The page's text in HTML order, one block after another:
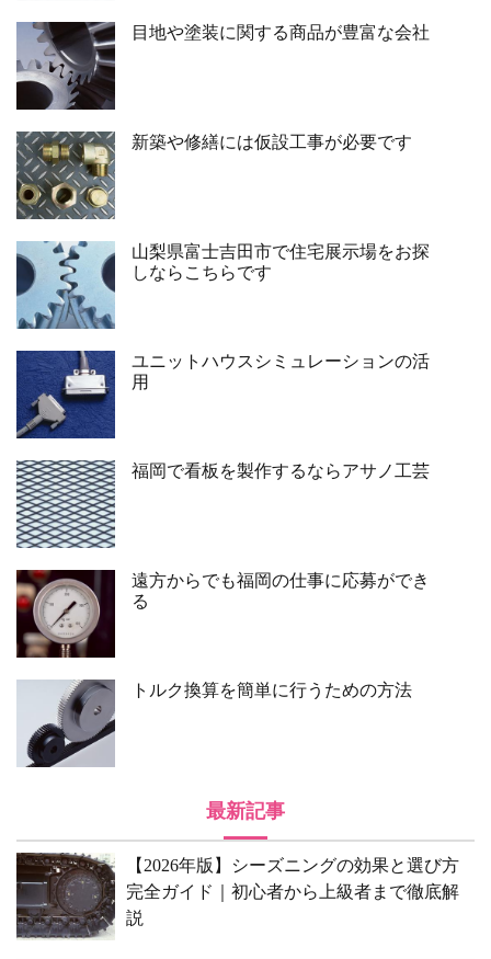
目地や塗装に関する商品が豊富な会社
新築や修繕には仮設工事が必要です
山梨県富士吉田市で住宅展示場をお探
しならこちらです
ユニットハウスシミュレーションの活
用
福岡で看板を製作するならアサノ工芸
遠方からでも福岡の仕事に応募ができ
る
トルク換算を簡単に行うための方法
最新記事
【2026年版】シーズニングの効果と選び方
完全ガイド｜初心者から上級者まで徹底解
説